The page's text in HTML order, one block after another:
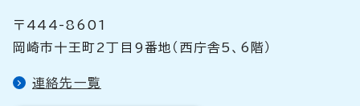
〒444-8601
岡崎市十王町2丁目9番地（西庁舎5、6階）
連絡先一覧